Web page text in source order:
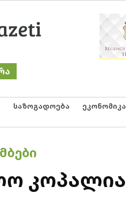
Netgazeti
საზოგადოება ეკონომიკა